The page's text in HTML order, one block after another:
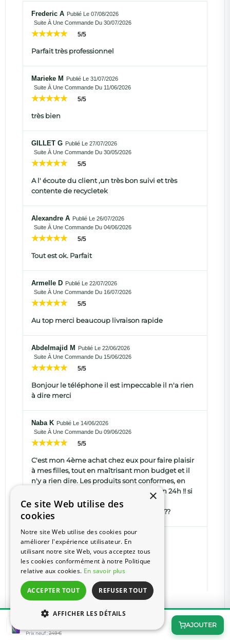
Galaxy A40 Dual Sim 64 Go Noir
Prix neuf :249 €
AJOUTER
Frederic A Publié Le 07/08/2026
Suite À Une Commande Du 30/07/2026
5/5
Parfait très professionnel
Marieke M
Publié Le 31/07/2026
Suite À Une Commande Du 11/06/2026
5/5
très bien
GILLET G Publié Le 27/07/2026
Suite À Une Commande Du 30/05/2026
5/5
A l' écoute du client ,un très bon suivi et très
contente de recycletek
Alexandre A Publié Le 26/07/2026
Suite À Une Commande Du 04/06/2026
5/5
Tout est ok. Parfait
Armelle D Publié Le 22/07/2026
Suite À Une Commande Du 16/07/2026
5/5
Au top merci beaucoup livraison rapide
Abdelmajid M
Publié Le 22/06/2026
Suite À Une Commande Du 15/06/2026
5/5
Bonjour le téléphone il est impeccable il n'a rien
à dire merci
Naba K Publié Le 14/06/2026
Suite À Une Commande Du 09/06/2026
5/5
C'est mon 4ème achat chez eux pour faire plaisir
à mes filles, tout en maîtrisant mon budget et il
n'y a rien dire. Les produits sont conformes, en
très bon état de marche et la livraison en 24h !! si
vous commandez dans la matinée. Je
recommande à 100%. Site sérieux ????????
Matéo A
Publié Le 09/06/2026
Suite À Une Commande Du 27/05/2026
5/5
Bon fonctionnement rien à dire
×
Ce site Web utilise des
cookies
Notre site Web utilise des cookies pour
améliorer l'expérience utilisateur. En
utilisant notre site Web, vous acceptez tous
les cookies conformément à notre Politique
relative aux cookies. En savoir plus
ACCEPTER TOUT REFUSER TOUT
AFFICHER LES DÉTAILS